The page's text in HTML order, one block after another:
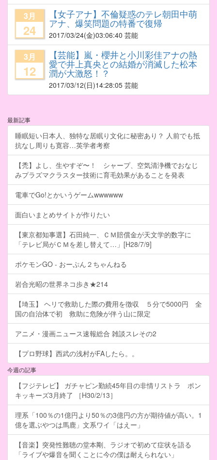
3月
24
【女子アナ】不倫疑惑のテレ朝田中萌
アナ、爆笑問題の特番で復帰
2017/03/24(金)03:06:40 芸能
3月
12
【芸能】嵐・櫻井と小川彩佳アナの熱
愛で井上真央との結婚が消滅した松本
潤が大激怒！？
2017/03/12(日)14:28:05 芸能
最新記事
睡眠短い日本人、独特な居眠り文化に秘密あり？ 人前でも抵
抗なし周りも寛容…英学者考察
【禿】よし、生やすぞ〜！ シャープ、空気清浄機でおなじ
みプラズマクラスター技術に育毛効果があることを発表
電車でGo!とかいうゲームwwwwww
面白いまとめサイトが作りたい
【東京都知事選】石田純一、ＣＭ賠償金が天文学的数字に
「テレビ局がＣＭを差し替えて…」[H28/7/9]
ポケモンGO - おーぷん２ちゃんねる
岩合光昭の世界ネコ歩き★214
【埼玉】 ヘリで救助した際の費用を徴収 ５分で5000円 全
国の自治体で初 救助に危険が伴う山に限定
アニメ・漫画ニュース速報総合 雑談スレその2
【プロ野球】西武の浅村がFAしたら。。
今週の記事
【フジテレビ】 ガチャピン勤続45年目の非情リストラ ポン
キッキーズ3月終了 ［H30/2/13］
理系「100％の1億円より50％の3億円の方が期待値が高い。1
億を選ぶやつは馬鹿」文系ワイ「はえー」
【音楽】突発性難聴の堂本剛、ラジオで初めて症状を語る
「ライブや爆音を聞くことに今の僕は耐えられない」